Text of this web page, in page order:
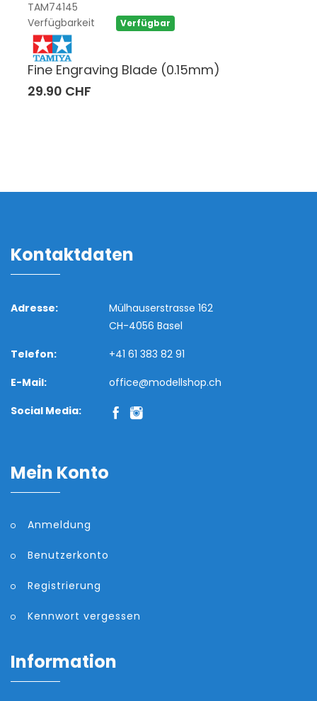
TAM74145
Verfügbarkeit
Verfügbar
Fine Engraving Blade (0.15mm)
29.90 CHF
Kontaktdaten
Adresse:
Mülhauserstrasse 162
CH-4056 Basel
Telefon:
+41 61 383 82 91
E-Mail:
office@modellshop.ch
Social Media:
Mein Konto
Anmeldung
Benutzerkonto
Registrierung
Kennwort vergessen
Information